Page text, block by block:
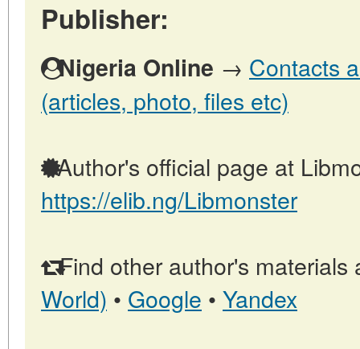
Publisher:
Nigeria Online → Contacts
(articles, photo, files etc)
Author's official page at
https://elib.ng/Libmonster
Find other author's materials
World) • Google • Yandex